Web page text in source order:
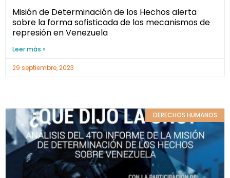
Misión de Determinación de los Hechos alerta
sobre la forma sofisticada de los mecanismos de
represión en Venezuela
Leer más »
29 septiembre, 2023
DERECHOS HUMANOS